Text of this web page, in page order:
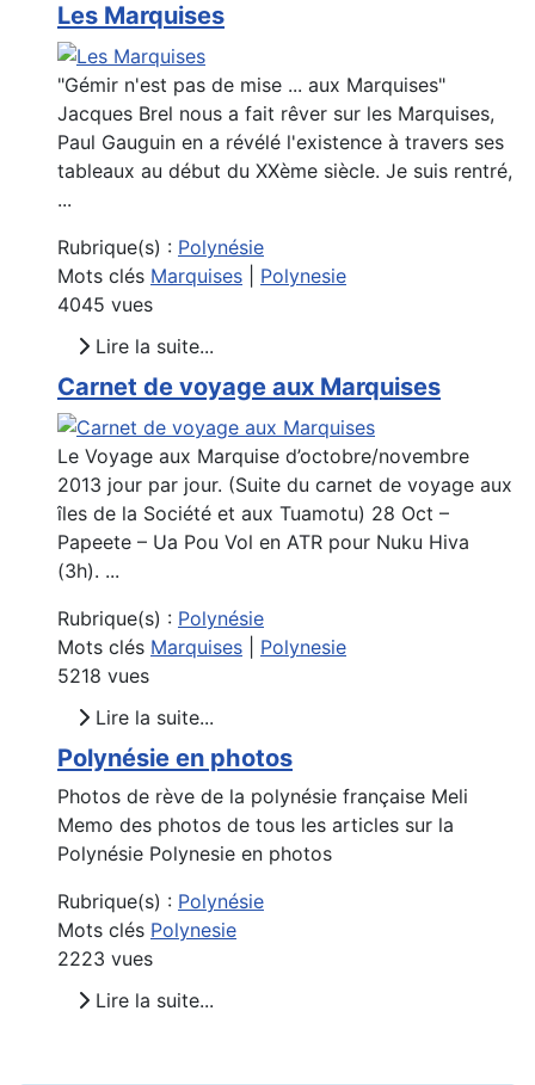
Les Marquises
"Gémir n'est pas de mise ... aux Marquises"
Jacques Brel nous a fait rêver sur les Marquises,
Paul Gauguin en a révélé l'existence à travers ses
tableaux au début du XXème siècle. Je suis rentré,
...
Rubrique(s) : Polynésie
Mots clés Marquises
Polynesie
4045 vues
Lire la suite...
Carnet de voyage aux Marquises
Le Voyage aux Marquise d’octobre/novembre
2013 jour par jour. (Suite du carnet de voyage aux
îles de la Société et aux Tuamotu) 28 Oct –
Papeete – Ua Pou Vol en ATR pour Nuku Hiva
(3h). ...
Rubrique(s) : Polynésie
Mots clés Marquises
Polynesie
5218 vues
Lire la suite...
Polynésie en photos
Photos de rève de la polynésie française Meli
Memo des photos de tous les articles sur la
Polynésie Polynesie en photos
Rubrique(s) : Polynésie
Mots clés Polynesie
2223 vues
Lire la suite...